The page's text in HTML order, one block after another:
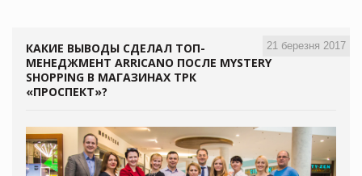
21 березня 2017
КАКИЕ ВЫВОДЫ СДЕЛАЛ ТОП-
МЕНЕДЖМЕНТ ARRICANO ПОСЛЕ MYSTERY
SHOPPING В МАГАЗИНАХ ТРК
«ПРОСПЕКТ»?